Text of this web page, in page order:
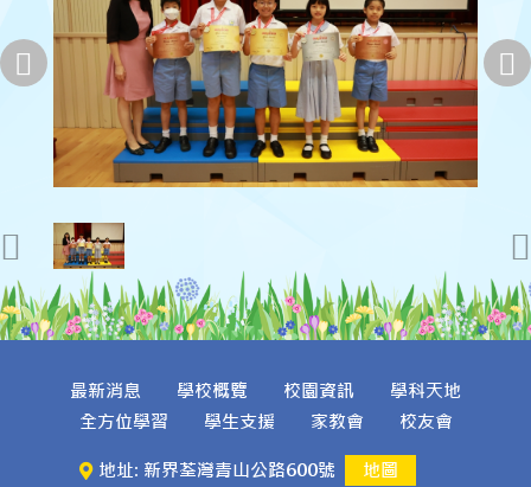
最新消息 學校概覽 校園資訊
學科天地
全方位學習
學生支援 家教會 校友會
地址: 新界荃灣青山公路600號 地圖